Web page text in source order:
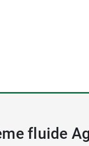
fluide